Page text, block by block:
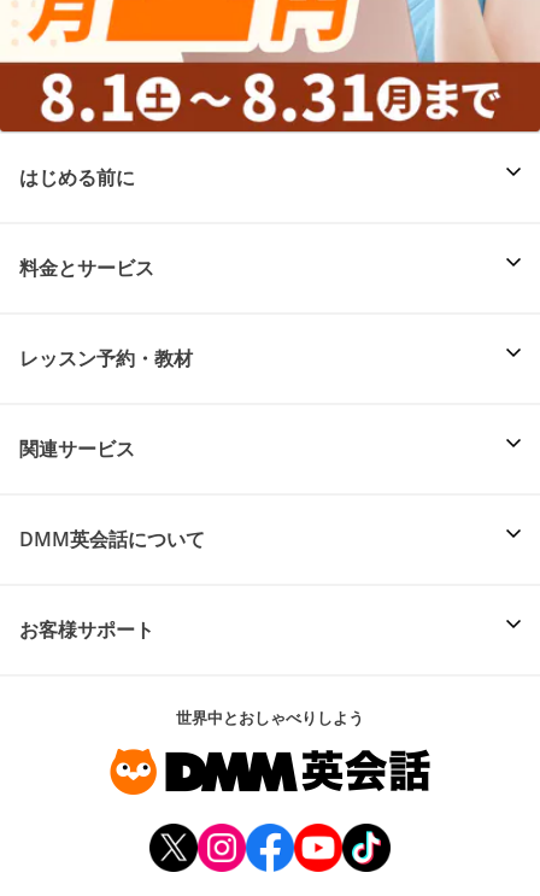
はじめる前に
料金とサービス
レッスン予約・教材
関連サービス
DMM英会話について
お客様サポート
世界中とおしゃべりしよう